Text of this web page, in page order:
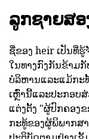
ລູກຊາຍສອ
ຊື່ຂອງ heir ເປັນທີ່
ໃນທາງກົງກັນຂ້າມກັ
ບໍລິຫານແລະແມ້ກະ
ເຫຼົ່ານີ້ແລະປະກອບ
ແຕ່ງຕັ້ງ "ຜູ້ປົກຄອງ
ກະທູ້ຂອງຜູ້ພິພາກສ